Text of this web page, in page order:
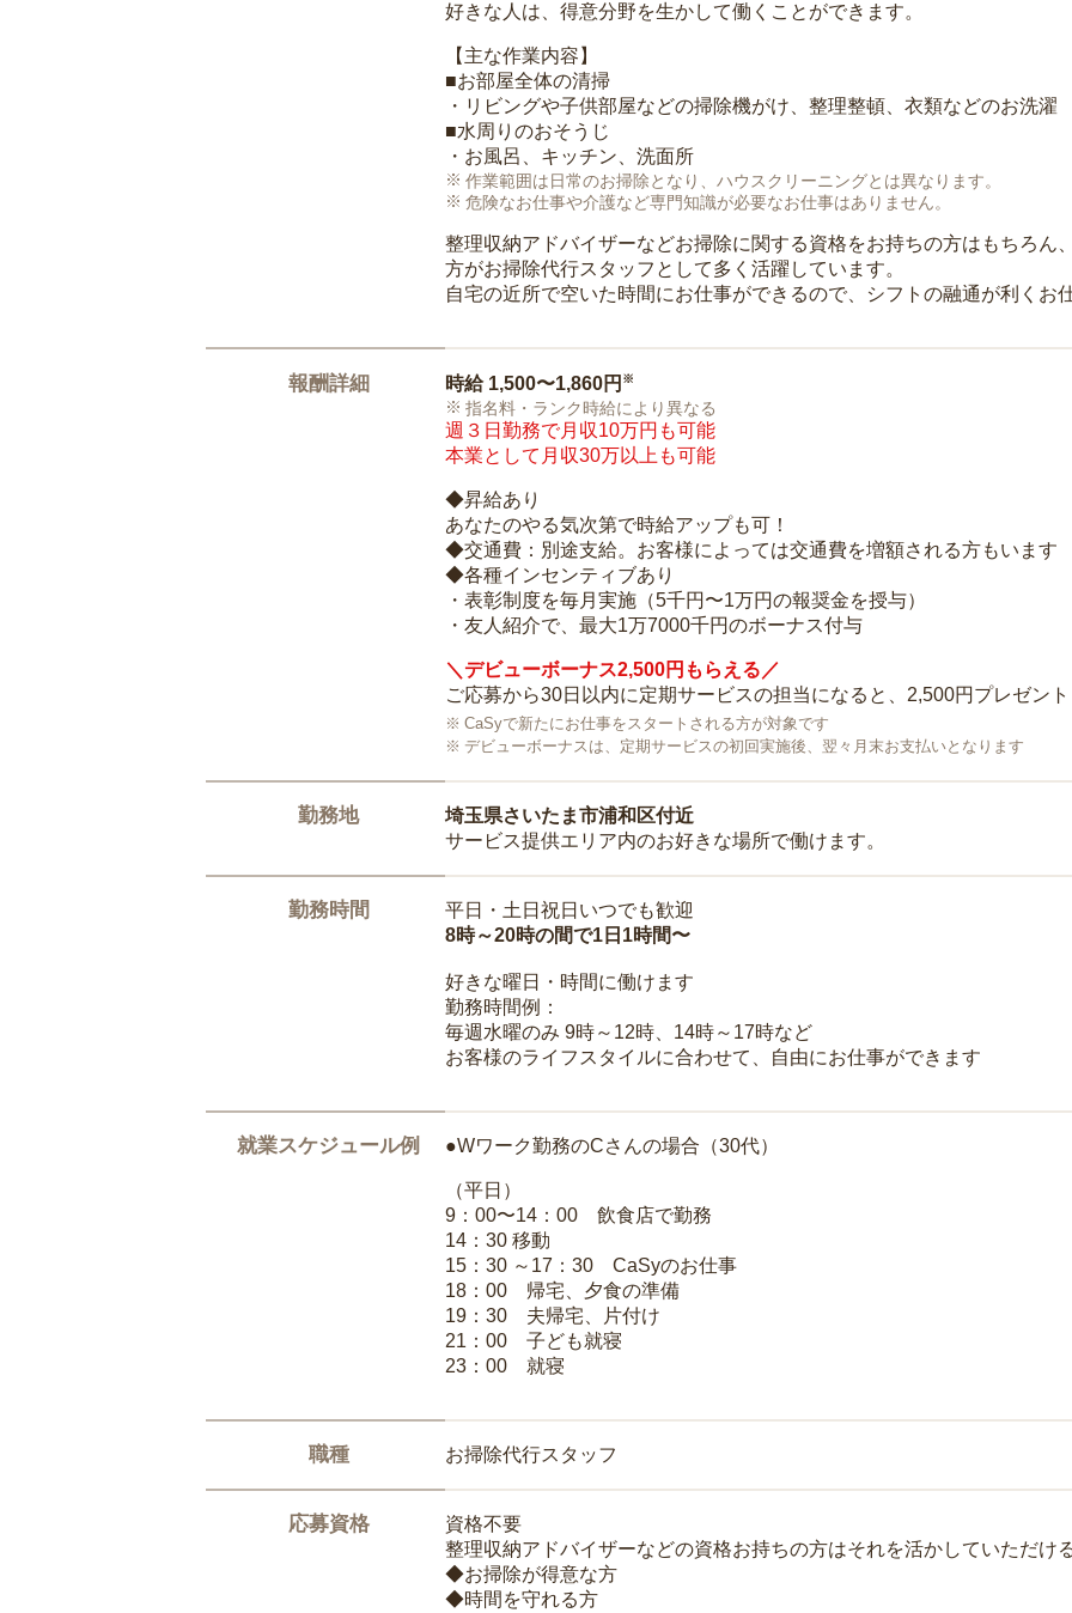
好きな人は、得意分野を生かして働くことができます。
【主な作業内容】
■お部屋全体の清掃
・リビングや子供部屋などの掃除機がけ、整理整頓、衣類などのお洗濯
■水周りのおそうじ
・お風呂、キッチン、洗面所
作業範囲は日常のお掃除となり、ハウスクリーニングとは異なります。
危険なお仕事や介護など専門知識が必要なお仕事はありません。
整理収納アドバイザーなどお掃除に関する資格をお持ちの方はもちろん
方がお掃除代行スタッフとして多く活躍しています。
自宅の近所で空いた時間にお仕事ができるので、シフトの融通が利くお
報酬詳細 時給 1,500〜1,860円 ※
指名料・ランク時給により異なる
週３日勤務で月収10万円も可能
本業として月収30万以上も可能
◆昇給あり
あなたのやる気次第で時給アップも可！
◆交通費：別途支給。お客様によっては交通費を増額される方もいます
◆各種インセンティブあり
・表彰制度を毎月実施（5千円〜1万円の報奨金を授与）
・友人紹介で、最大1万7000千円のボーナス付与
＼デビューボーナス2,500円もらえる／
ご応募から30日以内に定期サービスの担当になると、2,500円プレゼント
CaSyで新たにお仕事をスタートされる方が対象です
デビューボーナスは、定期サービスの初回実施後、翌々月末お支払いとなります
勤務地
埼玉県さいたま市浦和区付近
サービス提供エリア内のお好きな場所で働けます。
勤務時間
平日・土日祝日いつでも歓迎
8時～20時の間で1日1時間〜
好きな曜日・時間に働けます
勤務時間例：
毎週水曜のみ 9時～12時、14時～17時など
お客様のライフスタイルに合わせて、自由にお仕事ができます
就業スケジュール例 ●Wワーク勤務のCさんの場合（30代）
（平日）
9：00〜14：00 飲食店で勤務
14：30 移動
15：30 ～17：30 CaSyのお仕事
18：00 帰宅、夕食の準備
19：30 夫帰宅、片付け
21：00 子ども就寝
23：00 就寝
職種 お掃除代行スタッフ
応募資格
資格不要
整理収納アドバイザーなどの資格お持ちの方はそれを活かしていただけ
◆お掃除が得意な方
◆時間を守れる方